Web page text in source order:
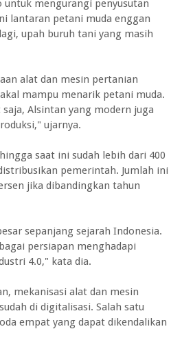
untuk mengurangi penyusutan
lantaran petani muda enggan
upah buruh tani yang masih
alat dan mesin pertanian
mampu menarik petani muda.
Alsintan yang modern juga
ujarnya.
saat ini sudah lebih dari 400
pemerintah. Jumlah ini
jika dibandingkan tahun
sepanjang sejarah Indonesia.
persiapan menghadapi
4.0," kata dia.
mekanisasi alat dan mesin
di digitalisasi. Salah satu
empat yang dapat dikendalikan